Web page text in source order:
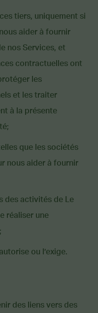
tiers, uniquement si
aider à fournir
nos Services, et
contractuelles ont
les
et les traiter
à la présente
que les sociétés
nous aider à fournir
des activités de Le
réaliser une
ou l’exige.
des liens vers des